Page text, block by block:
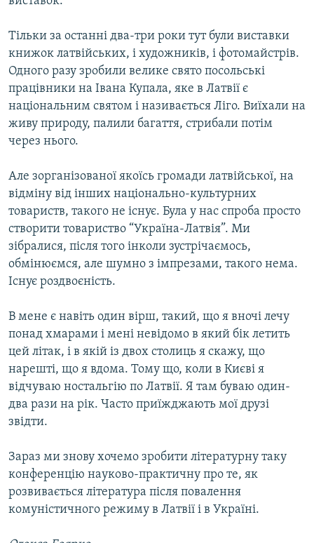
Тільки за останні два-три роки тут були виставки
книжок латвійських, і художників, і фотомайстрів.
Одного разу зробили велике свято посольські
працівники на Івана Купала, яке в Латвії є
національним святом і називається Ліго. Виїхали на
живу природу, палили багаття, стрибали потім
через нього.
Але зорганізованої якоїсь громади латвійської, на
відміну від інших національно-культурних
товариств, такого не існує. Була у нас спроба просто
створити товариство “Україна-Латвія”. Ми
зібралися, після того інколи зустрічаємось,
обмінюємся, але шумно з імпрезами, такого нема.
Існує роздвоєність.
В мене є навіть один вірш, такий, що я вночі лечу
понад хмарами і мені невідомо в який бік летить
цей літак, і в якій із двох столиць я скажу, що
нарешті, що я вдома. Тому що, коли в Києві я
відчуваю ностальгію по Латвії. Я там буваю один-
два рази на рік. Часто приїжджають мої друзі
звідти.
Зараз ми знову хочемо зробити літературну таку
конференцію науково-практичну про те, як
розвивається література після повалення
комуністичного режиму в Латвії і в Україні.